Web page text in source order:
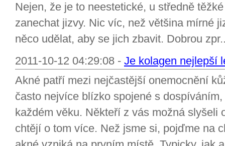
Nejen, že je to neestetické, u středně
zanechat jizvy. Nic víc, než většina mírné
něco udělat, aby se jich zbavit. Dobrou
2011-10-12 04:29:08 - Je kolagen nejlepší
Akné patří mezi nejčastější onemocnění
často nejvíce blízko spojené s
každém věku. Někteří z vás možná slyšeli
chtějí o tom více. Než jsme si, pojďme na